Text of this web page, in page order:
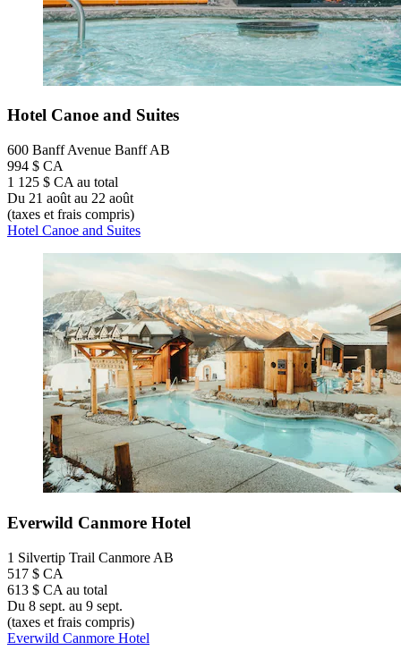
Hotel Canoe and Suites
600 Banff Avenue Banff AB
994 $ CA
1 125 $ CA au total
Du 21 août au 22 août
(taxes et frais compris)
Hotel Canoe and Suites
Everwild Canmore Hotel
1 Silvertip Trail Canmore AB
517 $ CA
613 $ CA au total
Du 8 sept. au 9 sept.
(taxes et frais compris)
Everwild Canmore Hotel